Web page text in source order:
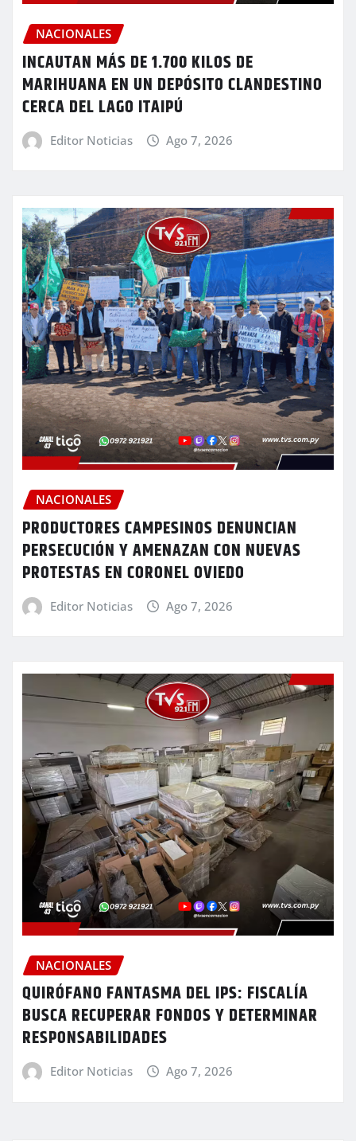
NACIONALES
INCAUTAN MÁS DE 1.700 KILOS DE
MARIHUANA EN UN DEPÓSITO CLANDESTINO
CERCA DEL LAGO ITAIPÚ
Editor Noticias Ago 7, 2026
NACIONALES
PRODUCTORES CAMPESINOS DENUNCIAN
PERSECUCIÓN Y AMENAZAN CON NUEVAS
PROTESTAS EN CORONEL OVIEDO
Editor Noticias Ago 7, 2026
NACIONALES
QUIRÓFANO FANTASMA DEL IPS: FISCALÍA
BUSCA RECUPERAR FONDOS Y DETERMINAR
RESPONSABILIDADES
Editor Noticias Ago 7, 2026